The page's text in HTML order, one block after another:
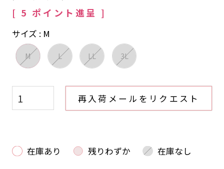
[ 5 ポイント進呈 ]
サイズ M
M L LL 3L
再入荷メールをリクエスト
在庫あり 残りわずか 在庫なし